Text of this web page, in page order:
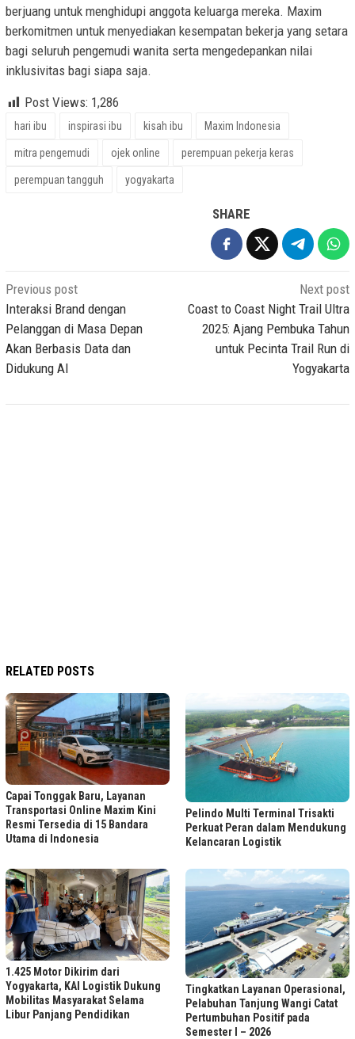
berjuang untuk menghidupi anggota keluarga mereka. Maxim
berkomitmen untuk menyediakan kesempatan bekerja yang setara
bagi seluruh pengemudi wanita serta mengedepankan nilai
inklusivitas bagi siapa saja.
Post Views: 1,286
hari ibu inspirasi ibu kisah ibu Maxim Indonesia
mitra pengemudi ojek online perempuan pekerja keras
perempuan tangguh yogyakarta
SHARE
Post
navigation
Previous post
Interaksi Brand dengan
Pelanggan di Masa Depan
Akan Berbasis Data dan
Didukung AI
Next post
Coast to Coast Night Trail Ultra
2025: Ajang Pembuka Tahun
untuk Pecinta Trail Run di
Yogyakarta
RELATED POSTS
Capai Tonggak Baru, Layanan
Transportasi Online Maxim Kini
Resmi Tersedia di 15 Bandara
Utama di Indonesia
Pelindo Multi Terminal Trisakti
Perkuat Peran dalam Mendukung
Kelancaran Logistik
1.425 Motor Dikirim dari
Yogyakarta, KAI Logistik Dukung
Mobilitas Masyarakat Selama
Libur Panjang Pendidikan
Tingkatkan Layanan Operasional,
Pelabuhan Tanjung Wangi Catat
Pertumbuhan Positif pada
Semester I – 2026